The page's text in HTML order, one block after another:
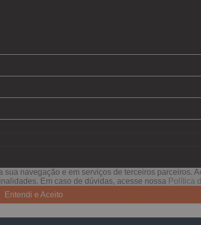
navegação e em serviços de terceiros parceiros.
Em caso de dúvidas, acesse nossaPolítica
Entendi e Aceito